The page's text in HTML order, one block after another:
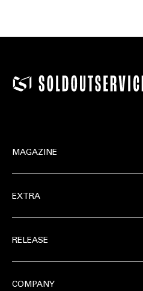
MAGAZINE
EXTRA
RELEASE
COMPANY